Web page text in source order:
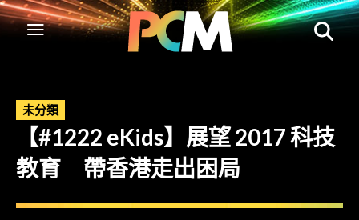
未分類
【#1222 eKids】展望 2017 科技
教育 帶香港走出困局